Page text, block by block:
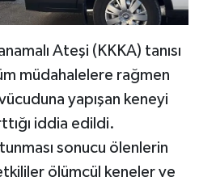
Ateşi (KKKA) tanısı
müdahalelere rağmen
yapışan keneyi
iddia edildi.
sonucu ölenlerin
ölümcül keneler ve